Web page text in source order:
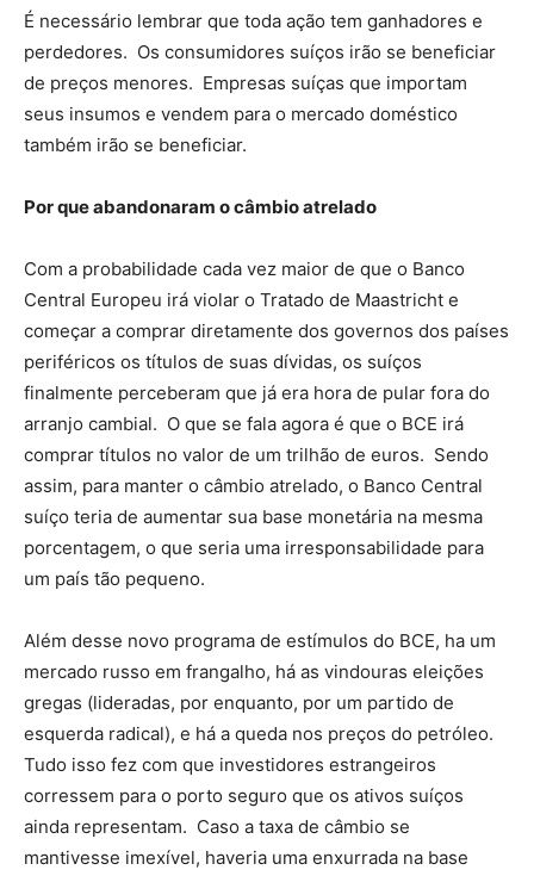
É necessário lembrar que toda ação tem ganhadores e
perdedores. Os consumidores suíços irão se beneficiar
de preços menores. Empresas suíças que importam
seus insumos e vendem para o mercado doméstico
também irão se beneficiar.
Por que abandonaram o câmbio atrelado
Com a probabilidade cada vez maior de que o Banco
Central Europeu irá violar o Tratado de Maastricht e
começar a comprar diretamente dos governos dos países
periféricos os títulos de suas dívidas, os suíços
finalmente perceberam que já era hora de pular fora do
arranjo cambial. O que se fala agora é que o BCE irá
comprar títulos no valor de um trilhão de euros. Sendo
assim, para manter o câmbio atrelado, o Banco Central
suíço teria de aumentar sua base monetária na mesma
porcentagem, o que seria uma irresponsabilidade para
um país tão pequeno.
Além desse novo programa de estímulos do BCE, ha um
mercado russo em frangalho, há as vindouras eleições
gregas (lideradas, por enquanto, por um partido de
esquerda radical), e há a queda nos preços do petróleo.
Tudo isso fez com que investidores estrangeiros
corressem para o porto seguro que os ativos suíços
ainda representam. Caso a taxa de câmbio se
mantivesse imexível, haveria uma enxurrada na base